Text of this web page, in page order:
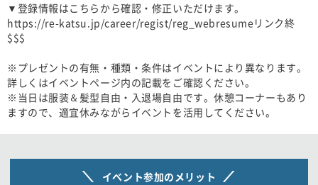
▼登録情報はこちらから確認・修正いただけます。​
https://re-katsu.jp/career/regist/reg_webresumeリンク終
$$$​
※プレゼントの有無・種類・条件はイベントにより異なります。
詳しくはイベントページ内の記載をご確認ください。​
※当日は服装＆髪型自由・入退場自由です。休憩コーナーもあり
ますので、適宜休みながらイベントを活用してください。​
イベント参加のメリット